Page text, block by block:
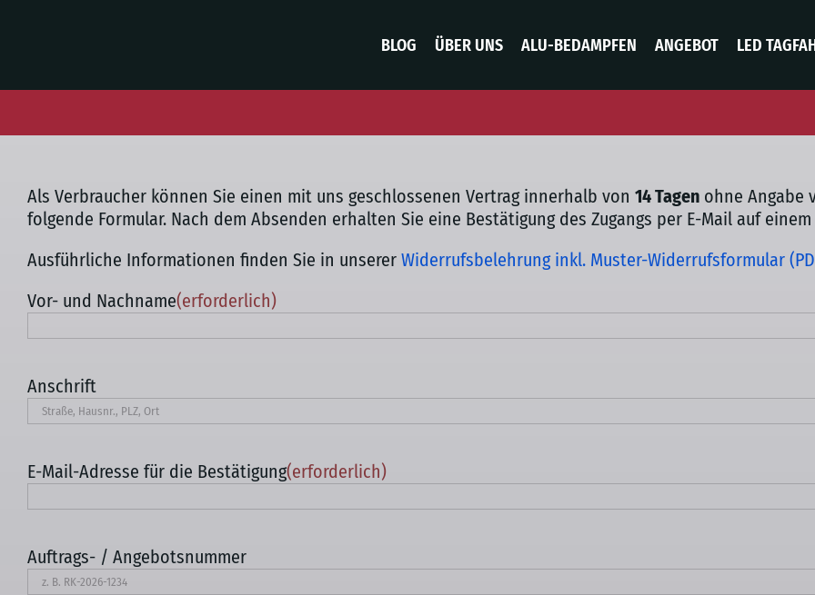
BLOG ÜBER UNS ALU-BEDAMPFEN ANGEBOT LED
Als Verbraucher können Sie einen mit uns geschlossenen Vertrag innerhalb von 14 Tagen ohne Angabe
folgende Formular. Nach dem Absenden erhalten Sie eine Bestätigung des Zugangs per E-Mail auf
Ausführliche Informationen finden Sie in unserer Widerrufsbelehrung inkl. Muster-Widerrufsformular
Vor- und Nachname(erforderlich)
Anschrift
E-Mail-Adresse für die Bestätigung(erforderlich)
Auftrags- / Angebotsnummer